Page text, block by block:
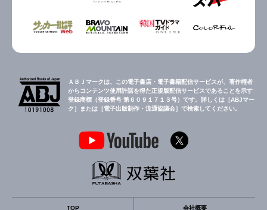
ＡＢＪマークは、この電子書店・電子書籍配信サービスが、著作権者
からコンテンツ使用許諾を得た正規版配信サービスであることを示す
登録商標（登録番号 第６０９１７１３号）です。詳しくは［ABJマー
ク］または［電子出版制作・流通協議会］で検索してください。
TOP 会社概要